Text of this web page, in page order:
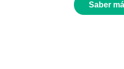
Saber